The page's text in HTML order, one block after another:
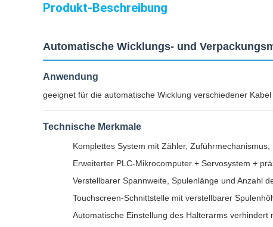
Produkt-Beschreibung
Automatische Wicklungs- und
Anwendung
geeignet für die automatische Wicklung verschiedener
Technische Merkmale
Komplettes System mit Zähler,
Erweiterter PLC-Mikrocomputer + Servosystem +
Verstellbarer Spannweite, Spulenlänge und Anzahl
Touchscreen-Schnittstelle mit verstellbarer
Automatische Einstellung des Halterarms verhindert